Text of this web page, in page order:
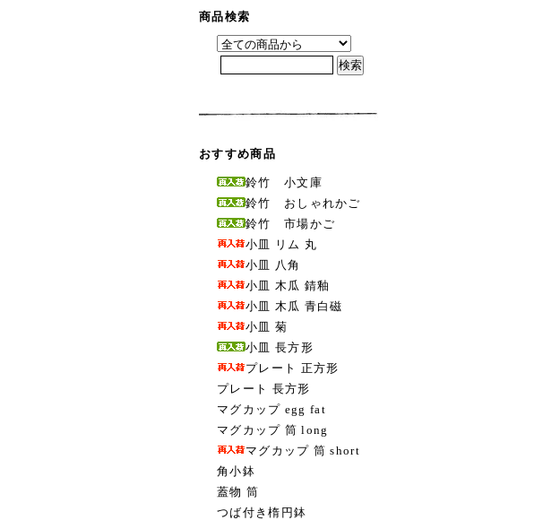
商品検索
おすすめ商品
鈴竹 小文庫
鈴竹 おしゃれかご
鈴竹 市場かご
小皿 リム 丸
小皿 八角
小皿 木瓜 錆釉
小皿 木瓜 青白磁
小皿 菊
小皿 長方形
プレート 正方形
プレート 長方形
マグカップ egg fat
マグカップ 筒 long
マグカップ 筒 short
角小鉢
蓋物 筒
つば付き楕円鉢